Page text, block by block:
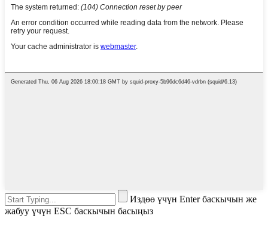
Издөө үчүн Enter баскычын же
жабуу үчүн ESC баскычын басыңыз